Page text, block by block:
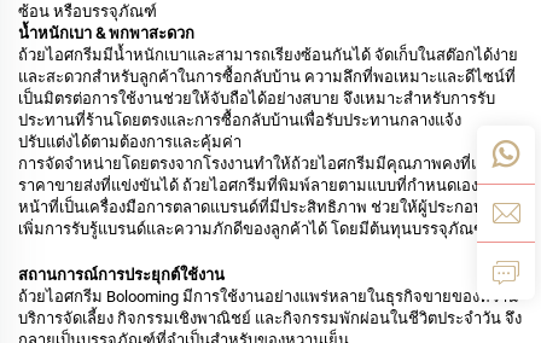
ซ้อน หรือบรรจุภัณฑ์
น้ำหนักเบา & พกพาสะดวก
ถ้วยไอศกรีมมีน้ำหนักเบาและสามารถเรียงซ้อนกันได้ จัดเก็บในสต๊อกได้ง่าย
และสะดวกสำหรับลูกค้าในการซื้อกลับบ้าน ความลึกที่พอเหมาะและดีไซน์ที่
เป็นมิตรต่อการใช้งานช่วยให้จับถือได้อย่างสบาย จึงเหมาะสำหรับการรับ
ประทานที่ร้านโดยตรงและการซื้อกลับบ้านเพื่อรับประทานกลางแจ้ง
ปรับแต่งได้ตามต้องการและคุ้มค่า
การจัดจำหน่ายโดยตรงจากโรงงานทำให้ถ้วยไอศกรีมมีคุณภาพคงที่และ
ราคาขายส่งที่แข่งขันได้ ถ้วยไอศกรีมที่พิมพ์ลายตามแบบที่กำหนดเองทำ
หน้าที่เป็นเครื่องมือการตลาดแบรนด์ที่มีประสิทธิภาพ ช่วยให้ผู้ประกอบการ
เพิ่มการรับรู้แบรนด์และความภักดีของลูกค้าได้ โดยมีต้นทุนบรรจุภัณฑ์ต่ำ
สถานการณ์การประยุกต์ใช้งาน
ถ้วยไอศกรีม Bolooming มีการใช้งานอย่างแพร่หลายในธุรกิจขายของหวาน
บริการจัดเลี้ยง กิจกรรมเชิงพาณิชย์ และกิจกรรมพักผ่อนในชีวิตประจำวัน จึง
กลายเป็นบรรจุภัณฑ์ที่จำเป็นสำหรับของหวานเย็น